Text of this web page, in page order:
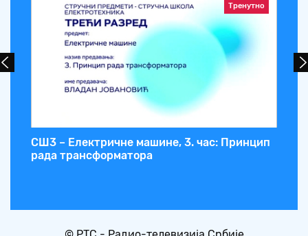
Тренутно
СШ3 – Електричне машине, 3. час: Принцип
рада трансформатора